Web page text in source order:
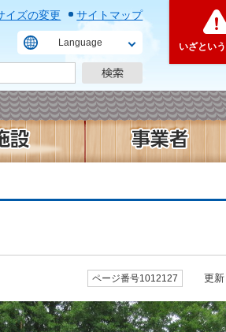
イズの変更 サイトマップ
Language いざとい
ページ番号1012127 更新